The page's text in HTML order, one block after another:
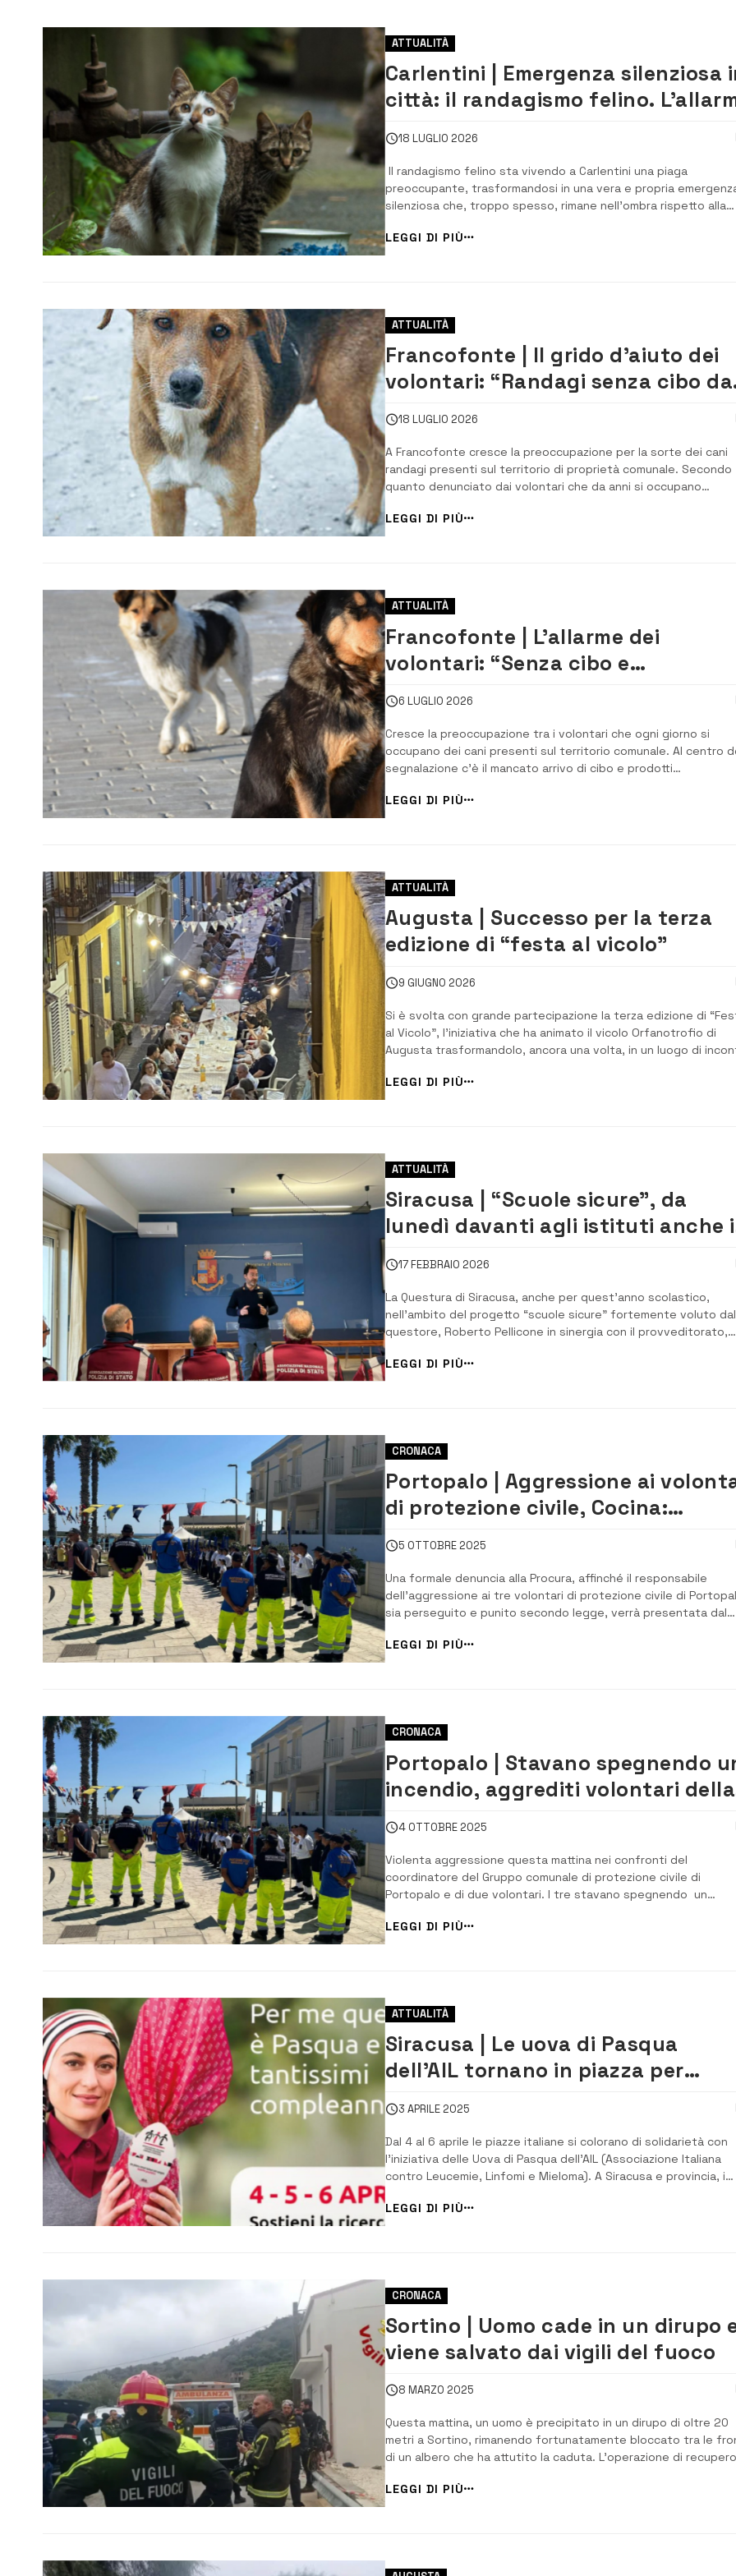
ATTUALITÀ
Carlentini | Emergenza silenziosa
città: il randagismo felino.
dell’associazione “Amici degli
animali e dell’ambiente”
18 LUGLIO 2026
​ Il randagismo felino sta vivendo a Carlentini una piaga
preoccupante, trasformandosi in una vera e propria
silenziosa che, troppo spesso, rimane nell’ombra rispetto alla
randagismo felino viene ancora sottovalutato dall’opinione
pubblica, nascondendo una realtà b...
LEGGI DI PIÙ
ATTUALITÀ
Francofonte | Il grido d’aiuto dei
volontari: “Randagi senza cibo da
17 giorni, senza il supporto delle
Istituzioni impossibile assicurare
condizioni di vita dignitose”
18 LUGLIO 2026
A Francofonte cresce la preoccupazione per la sorte dei cani
randagi presenti sul territorio di proprietà comunale. Secondo
quanto denunciato dai volontari che da anni si occupano
cibo da ben 17 giorni e privi dei necessari trattamenti
antiparassitari, una situazione che rischi...
LEGGI DI PIÙ
ATTUALITÀ
Francofonte | L’allarme dei
volontari: “Senza cibo e
antiparassitari i cani rischiano di
pagare il prezzo più alto”
6 LUGLIO 2026
Cresce la preoccupazione tra i volontari che ogni giorno si
occupano dei cani presenti sul territorio comunale. Al centro
segnalazione c’è il mancato arrivo di cibo e prodotti
seria difficoltà chi garantisce assistenza agli animali tutti i giorni.
“Non si può più an...
LEGGI DI PIÙ
ATTUALITÀ
Augusta | Successo per la terza
edizione di “festa al vicolo”
9 GIUGNO 2026
Si è svolta con grande partecipazione la terza edizione di
al Vicolo”, l’iniziativa che ha animato il vicolo Orfanotrofio di
Augusta trasformandolo, ancora una volta, in un luogo di
e volontari, offrendo un’occasione concreta per rafforzare i
legami sociali ...
LEGGI DI PIÙ
ATTUALITÀ
Siracusa | “Scuole sicure”, da
lunedì davanti agli istituti anche i
volontari dell’Anps
17 FEBBRAIO 2026
La Questura di Siracusa, anche per quest’anno scolastico,
nell’ambito del progetto “scuole sicure” fortemente voluto dal
questore, Roberto Pellicone in sinergia con il provveditorato,
effettua un servizio quotidiano a rotazione nei pressi degli
scolastici di Siracusa e della provincia ove hanno sede i
commissariati distaccati, con pas...
LEGGI DI PIÙ
CRONACA
Portopalo | Aggressione ai
di protezione civile, Cocina:
“denunceremo il responsabile”
5 OTTOBRE 2025
Una formale denuncia alla Procura, affinché il responsabile
dell’aggressione ai tre volontari di protezione civile di
sia perseguito e punito secondo legge, verrà presentata dal
dipartimento regionale di Protezione civile. Lo fa sapere Il
direttore generale Salvo Cocina, che esprime profonda
solidarietà e vicinanza ai tre volontari...
LEGGI DI PIÙ
CRONACA
Portopalo | Stavano spegnendo
incendio, aggrediti volontari della
Protezione civile
4 OTTOBRE 2025
Violenta aggressione questa mattina nei confronti del
coordinatore del Gruppo comunale di protezione civile di
Portopalo e di due volontari. I tre stavano spegnendo un
incendio di sterpaglie in contrada Pagliarello, vicino ad
commerciale e a delle serre, quando sono stati avvicinati dal
presunto proprietario del terreno inter...
LEGGI DI PIÙ
ATTUALITÀ
Siracusa | Le uova di Pasqua
dell’AIL tornano in piazza per
sostenere la ricerca
3 APRILE 2025
Dal 4 al 6 aprile le piazze italiane si colorano di solidarietà con
l’iniziativa delle Uova di Pasqua dell’AIL (Associazione Italiana
contro Leucemie, Linfomi e Mieloma). A Siracusa e provincia, i
da 350 grammi, disponibili al latte o fondente, con un contributo
minimo di [&he...
LEGGI DI PIÙ
CRONACA
Sortino | Uomo cade in un dirupo
viene salvato dai vigili del fuoco
8 MARZO 2025
Questa mattina, un uomo è precipitato in un dirupo di oltre 20
metri a Sortino, rimanendo fortunatamente bloccato tra le
di un albero che ha attutito la caduta. L’operazione di
SAF (specializzato in tecniche speleo-alpino-fluviali) di Siracusa,
c...
LEGGI DI PIÙ